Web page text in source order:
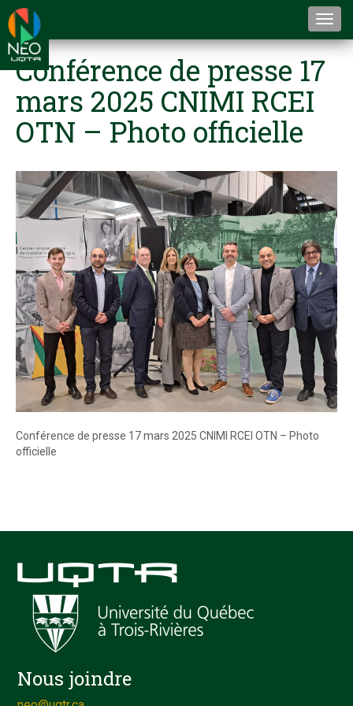
Conférence de presse 17
mars 2025 CNIMI RCEI
OTN – Photo officielle
Conférence de presse 17 mars 2025 CNIMI RCEI OTN – Photo
officielle
Nous joindre